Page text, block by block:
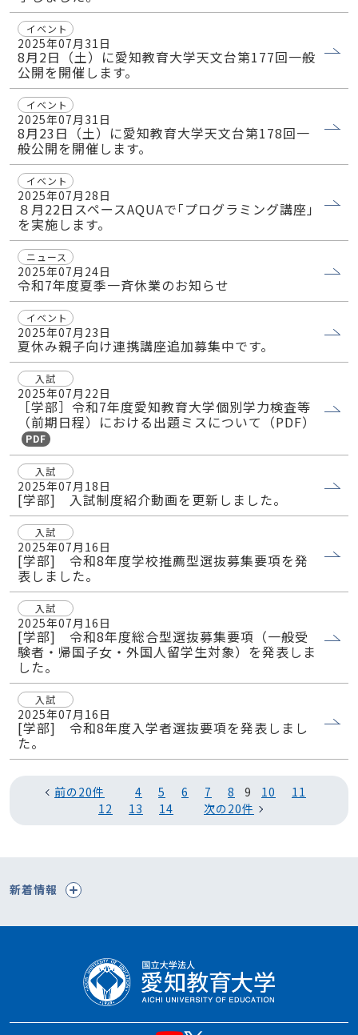
イベント
2025年07月31日
8月2日（土）に愛知教育大学天文台第177回一般
公開を開催します。
イベント
2025年07月31日
8月23日（土）に愛知教育大学天文台第178回一
般公開を開催します。
イベント
2025年07月28日
８月22日スペースAQUAで｢プログラミング講座｣
を実施します。
ニュース
2025年07月24日
令和7年度夏季一斉休業のお知らせ
イベント
2025年07月23日
夏休み親子向け連携講座追加募集中です。
入試
2025年07月22日
［学部］令和7年度愛知教育大学個別学力検査等
（前期日程）における出題ミスについて（PDF）
PDF
入試
2025年07月18日
[学部] 入試制度紹介動画を更新しました。
入試
2025年07月16日
[学部] 令和8年度学校推薦型選抜募集要項を発
表しました。
入試
2025年07月16日
[学部] 令和8年度総合型選抜募集要項（一般受
験者・帰国子女・外国人留学生対象）を発表しま
した。
入試
2025年07月16日
[学部] 令和8年度入学者選抜要項を発表しまし
た。
前の20件 4 5 6 7 8 9 10
11
12
13 14 次の20件
新着情報